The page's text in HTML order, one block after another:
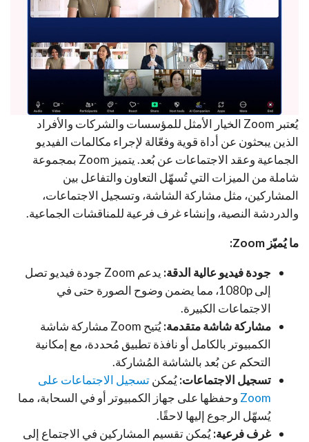
يُعتبر Zoom الخيار الأمثل للمؤسسات والشركات والأفراد
الذين يبحثون عن أداة قوية وفعّالة لإجراء مكالمات الفيديو
الجماعية وعقد الاجتماعات عن بُعد. يتميز Zoom بمجموعة
شاملة من الميزات التي تُسهّل التعاون والتفاعل بين
المشاركين، مثل مشاركة الشاشة، وتسجيل الاجتماعات،
والدردشة النصية، وإنشاء غرف فرعية للمناقشات الجماعية.
ما يُميّز Zoom:
جودة فيديو عالية الدقة:
يدعم Zoom جودة فيديو تصل
إلى 1080p، مما يضمن وضوح الصورة حتى في
الاجتماعات الكبيرة.
مشاركة شاشة متقدمة:
يُتيح Zoom مشاركة شاشة
الكمبيوتر بالكامل أو نافذة تطبيق مُحددة، مع إمكانية
التحكم عن بُعد بالشاشة المُشاركة.
تسجيل الاجتماعات:يُمكنتسجيل الاجتماعات على
Zoom وحفظها على جهاز الكمبيوتر أو في السحابة، مما
يُسهّل الرجوع إليها لاحقًا.
غرف فرعية:يُمكن تقسيم المشاركين في الاجتماع إلى